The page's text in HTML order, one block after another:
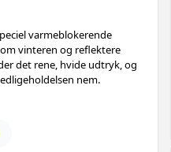
varmeblokerende
vinteren og reflektere
det rene, hvide udtryk, og
nem.